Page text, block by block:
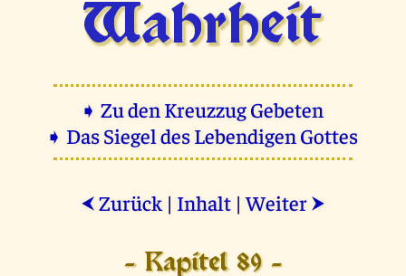
Wahrheit
➧ Zu den Kreuzzug Gebeten
➧ Das Siegel des Lebendigen Gottes
⮜ Zurück | Inhalt |Weiter ⮞
- Kapitel 89 -